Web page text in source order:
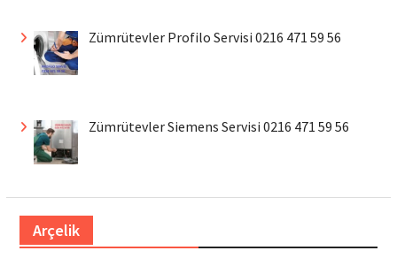
Zümrütevler Profilo Servisi 0216 471 59 56
Zümrütevler Siemens Servisi 0216 471 59 56
Arçelik